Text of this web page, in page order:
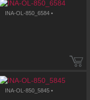
INA-OL-850_6584 •
INA-OL-850_5845 •